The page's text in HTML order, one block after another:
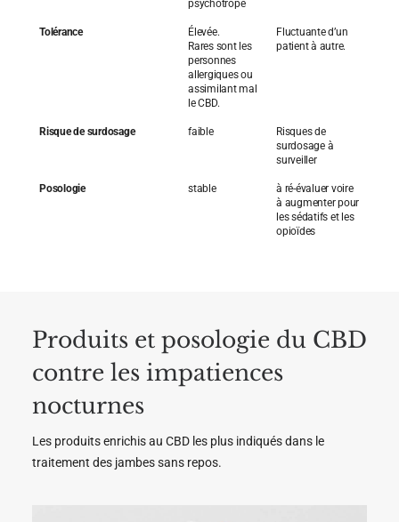
psychotrope
Tolérance
Élevée.
Rares sont les
personnes
allergiques ou
assimilant mal
le CBD.
Fluctuante d’un
patient à autre.
Risque de surdosage faible
Risques de
surdosage à
surveiller
Posologie stable
à ré-évaluer voire
à augmenter pour
les sédatifs et les
opioïdes
Produits et posologie du CBD
contre les impatiences
nocturnes
Les produits enrichis au CBD les plus indiqués dans le
traitement des jambes sans repos.